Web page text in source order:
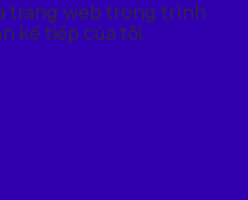
trang web trong trình
kế tiếp của tôi.